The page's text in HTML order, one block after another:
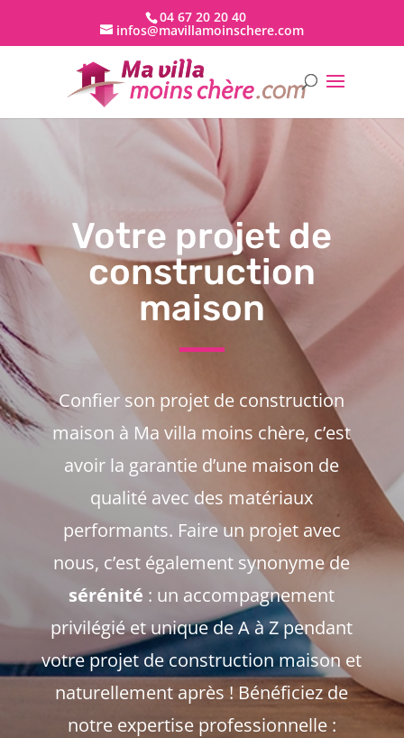
04 67 20 20 40
infos@mavillamoinschere.com
Votre projet de
construction
maison
Confier son projet de construction
maison à Ma villa moins chère, c’est
avoir la garantie d’une maison de
qualité avec des matériaux
performants. Faire un projet avec
nous, c’est également synonyme de
sérénité : un accompagnement
privilégié et unique de A à Z pendant
votre projet de construction maison et
naturellement après ! Bénéficiez de
notre expertise professionnelle :